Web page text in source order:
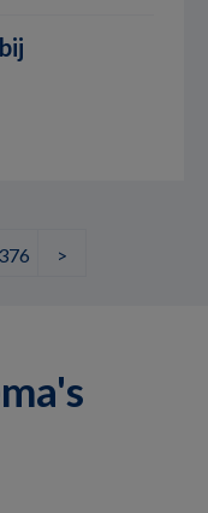
376 >